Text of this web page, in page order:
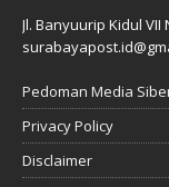
Jl. Banyuurip Kidul VII
Pedoman Media
Privacy Policy
Disclaimer